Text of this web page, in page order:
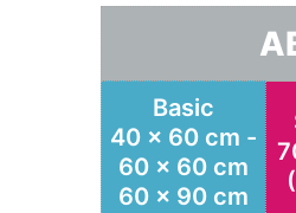
Basic
40 x 60 cm -
60 x 60 cm
60 x 90 cm